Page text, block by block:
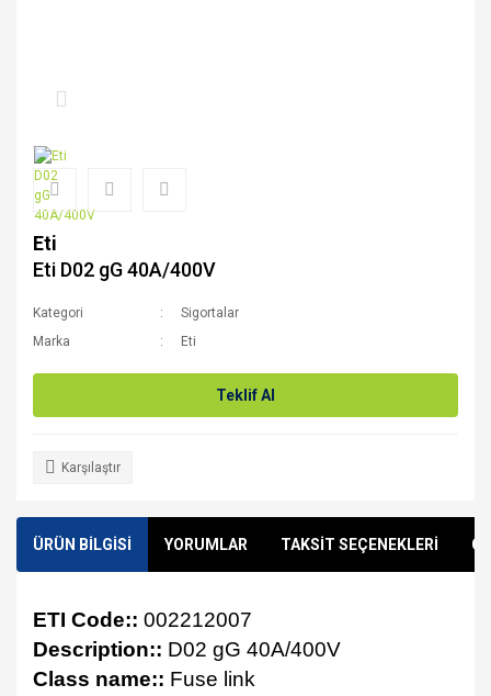
Eti
Eti D02 gG 40A/400V
Kategori
Sigortalar
Marka
Eti
Teklif Al
Karşılaştır
ÜRÜN BİLGİSİ YORUMLAR TAKSİT SEÇENEKLERİ
ETI Code:: 002212007
Description:: D02 gG 40A/400V
Class name:: Fuse link